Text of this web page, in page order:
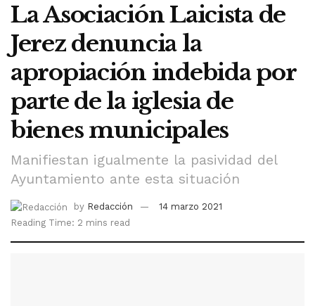
La Asociación Laicista de
Jerez denuncia la
apropiación indebida por
parte de la iglesia de
bienes municipales
Manifiestan igualmente la pasividad del
Ayuntamiento ante esta situación
by Redacción
14 marzo 2021
Reading Time: 2 mins read